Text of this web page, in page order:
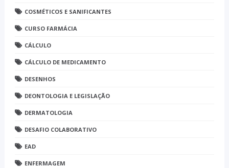
COSMÉTICOS E SANIFICANTES
CURSO FARMÁCIA
CÁLCULO
CÁLCULO DE MEDICAMENTO
DESENHOS
DEONTOLOGIA E LEGISLAÇÃO
DERMATOLOGIA
DESAFIO COLABORATIVO
EAD
ENFERMAGEM